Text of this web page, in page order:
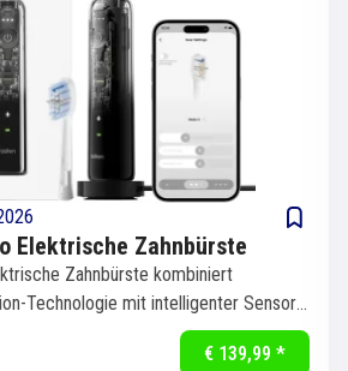
Elektrische Zahnbürste
Zahnbürste kombiniert
Technologie mit intelligenter Sensorik
€ 139,99 *